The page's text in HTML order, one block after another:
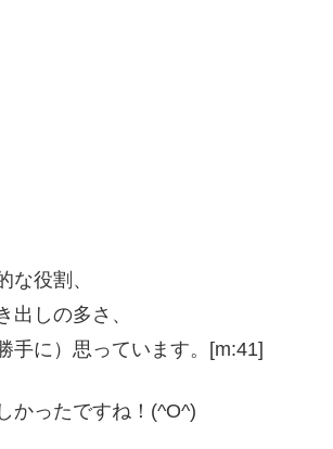
役割、
しの多さ、
手に）思っています。[m:41]
かったですね！(^O^)